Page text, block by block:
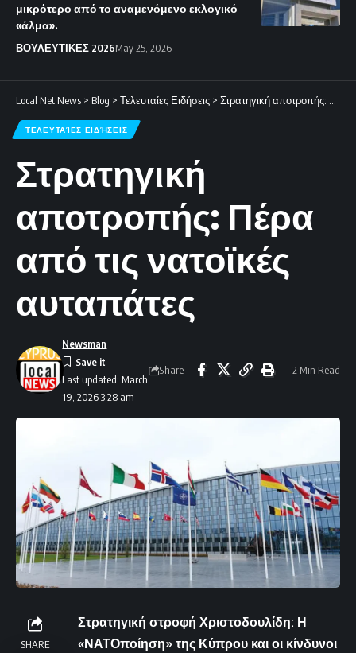
μικρότερο από το αναμενόμενο εκλογικό
«άλμα».
ΒΟΥΛΕΥΤΙΚΕΣ 2026May 25, 2026
Local Net News > Blog > Τελευταίες Ειδήσεις > Στρατηγική αποτροπής: Πέρα από τις νατοϊκές αυταπάτες
ΤΕΛΕΥΤΑΊΕΣ ΕΙΔΉΣΕΙΣ
Στρατηγική
αποτροπής: Πέρα
από τις νατοϊκές
αυταπάτες
Last updated: March
19, 2026 3:28 am
Newsman
Share 2 Min Read
SHARE
Στρατηγική στροφή Χριστοδουλίδη: Η
«ΝΑΤΟποίηση» της Κύπρου και οι κίνδυνοι